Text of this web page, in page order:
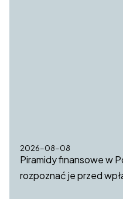
2026-08-08
Piramidy finansowe w
rozpoznać je przed